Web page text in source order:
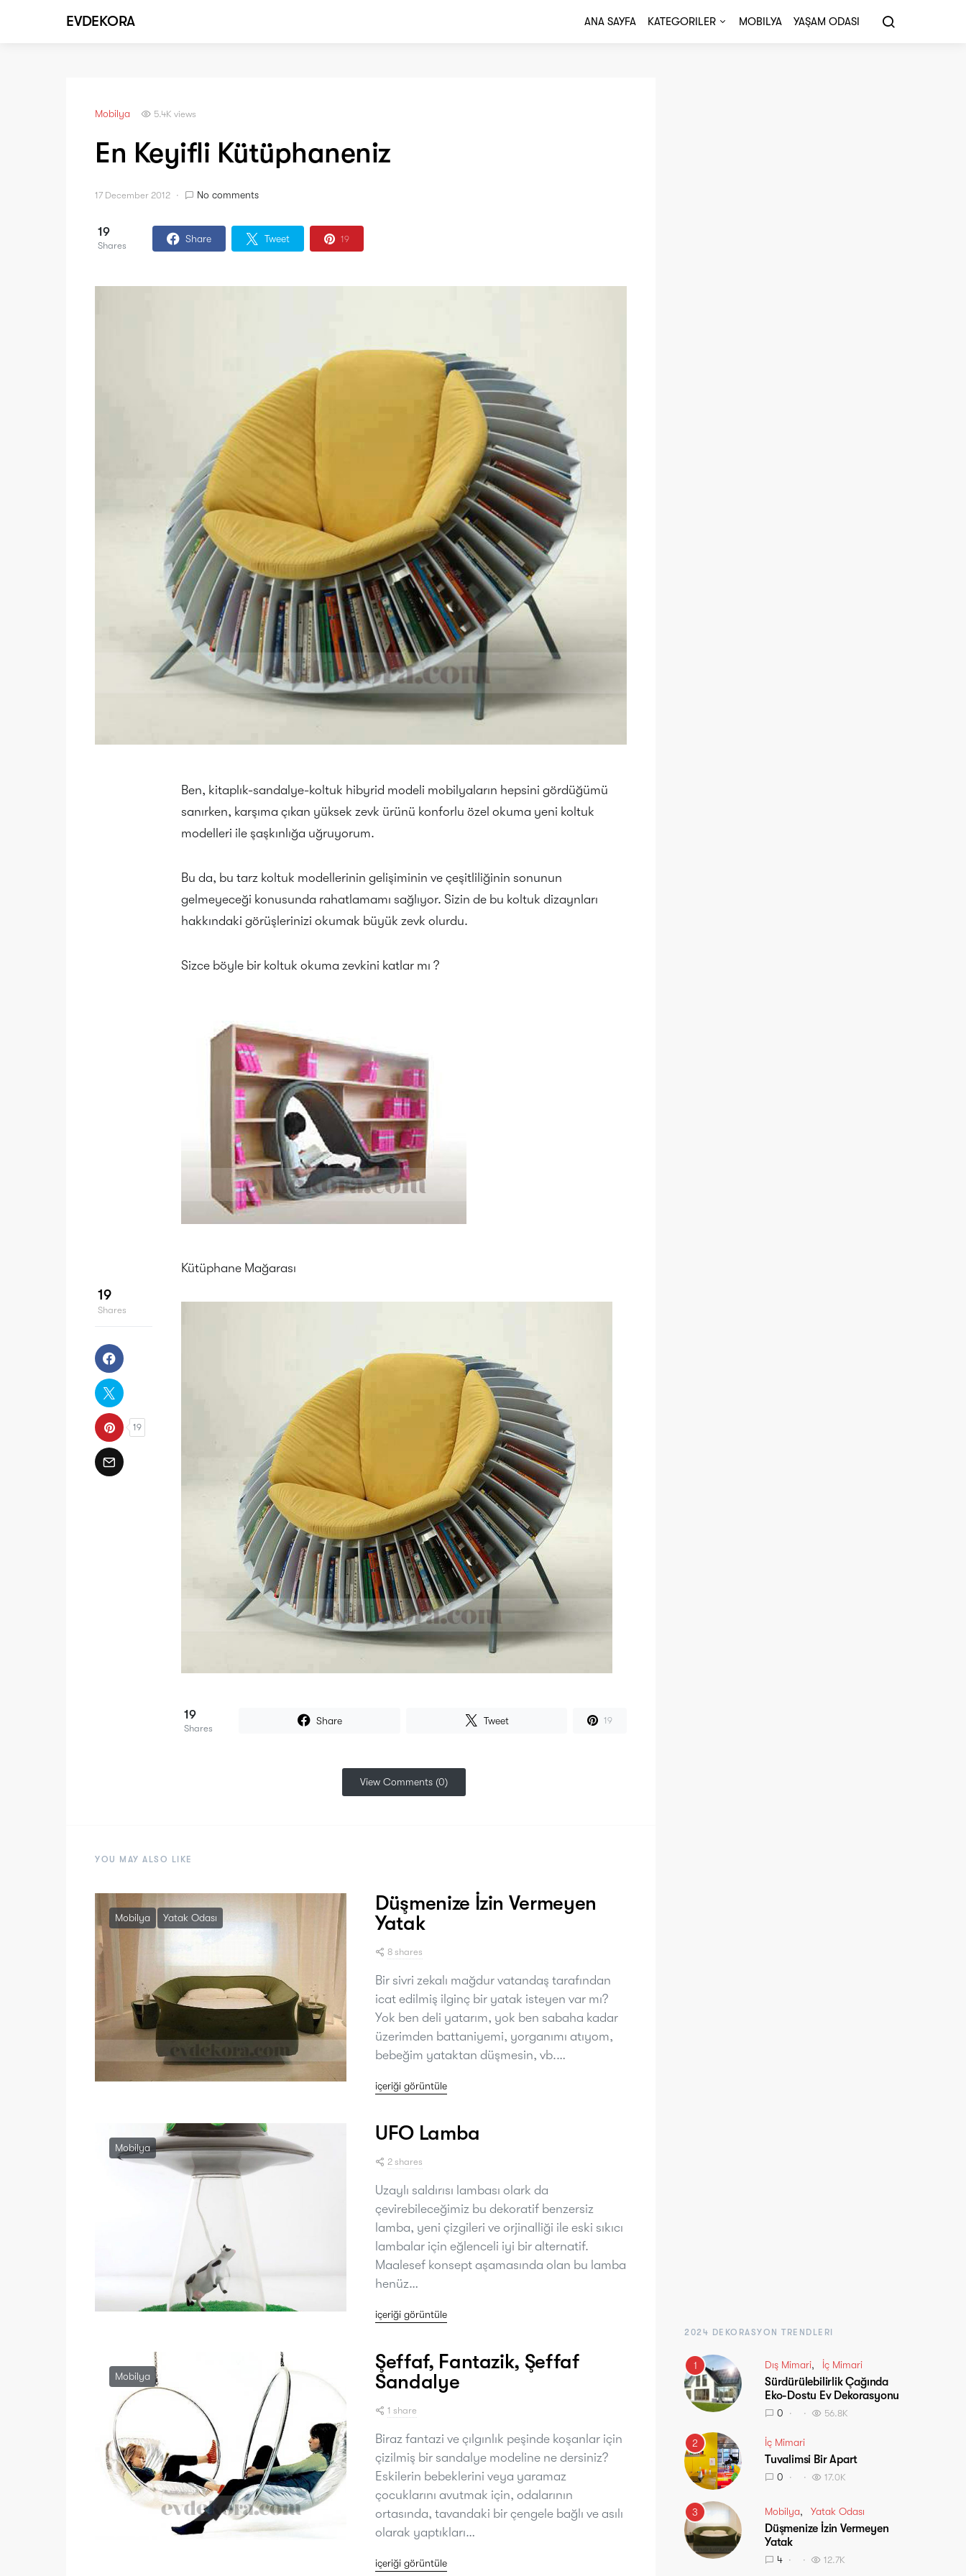
EVDEKORA ANA SAYFA KATEGORILER MOBILYA YAŞAM ODASI
Mobilya 5.4K views
En Keyifli Kütüphaneniz
17 December 2012 No comments
19
Shares
Share Tweet 19
19
Shares
19
Ben, kitaplık-sandalye-koltuk hibyrid modeli mobilyaların hepsini gördüğümü
sanırken, karşıma çıkan yüksek zevk ürünü konforlu özel okuma yeni koltuk
modelleri ile şaşkınlığa uğruyorum.
Bu da, bu tarz koltuk modellerinin gelişiminin ve çeşitliliğinin sonunun
gelmeyeceği konusunda rahatlamamı sağlıyor. Sizin de bu koltuk dizaynları
hakkındaki görüşlerinizi okumak büyük zevk olurdu.
Sizce böyle bir koltuk okuma zevkini katlar mı ?
Kütüphane Mağarası
19
Shares
Share Tweet 19
View Comments (0)
YOU MAY ALSO LIKE
Mobilya Yatak Odası
Düşmenize İzin Vermeyen
Yatak
8 shares
Bir sivri zekalı mağdur vatandaş tarafından
icat edilmiş ilginç bir yatak isteyen var mı?
Yok ben deli yatarım, yok ben sabaha kadar
üzerimden battaniyemi, yorganımı atıyom,
bebeğim yataktan düşmesin, vb.…
içeriği görüntüle
Mobilya
UFO Lamba
2 shares
Uzaylı saldırısı lambası olark da
çevirebileceğimiz bu dekoratif benzersiz
lamba, yeni çizgileri ve orjinalliği ile eski sıkıcı
lambalar için eğlenceli iyi bir alternatif.
Maalesef konsept aşamasında olan bu lamba
henüz…
içeriği görüntüle
Mobilya
Şeffaf, Fantazik, Şeffaf
Sandalye
1 share
Biraz fantazi ve çılgınlık peşinde koşanlar için
çizilmiş bir sandalye modeline ne dersiniz?
Eskilerin bebeklerini veya yaramaz
çocuklarını avutmak için, odalarının
ortasında, tavandaki bir çengele bağlı ve asılı
olarak yaptıkları…
içeriği görüntüle
2024 DEKORASYON TRENDLERI
1 Dış Mimari İç Mimari
Sürdürülebilirlik Çağında
Eko-Dostu Ev Dekorasyonu
0 56.8K
2 İç Mimari
Tuvalimsi Bir Apart
0 17.0K
3 Mobilya Yatak Odası
Düşmenize İzin Vermeyen
Yatak
4 12.7K